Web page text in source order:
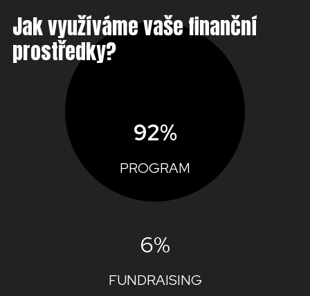
Jak využíváme vaše finanční
prostředky?
92%
PROGRAM
6%
FUNDRAISING